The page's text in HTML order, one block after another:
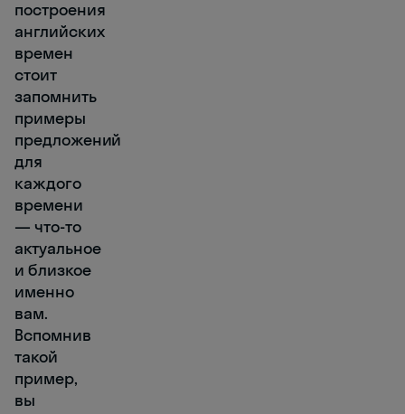
построения
английских
времен
стоит
запомнить
примеры
предложений
для
каждого
времени
― что-то
актуальное
и близкое
именно
вам.
Вспомнив
такой
пример,
вы